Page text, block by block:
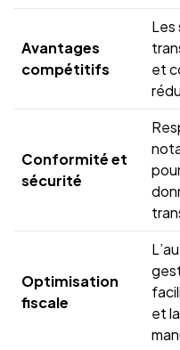
Avantages
compétitifs
et
Conformité et
sécurité
Optimisation
fiscale
et